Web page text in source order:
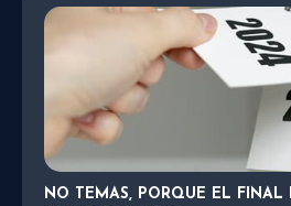
NO TEMAS, PORQUE EL FINAL